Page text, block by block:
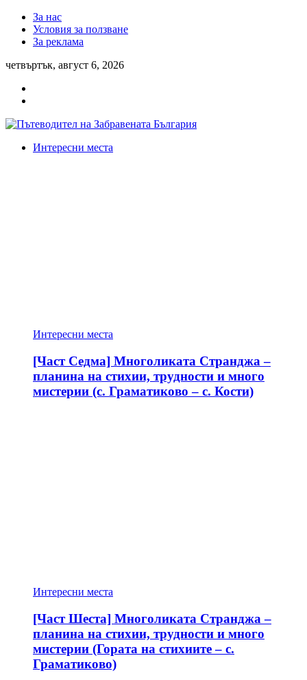
За нас
Условия за ползване
За реклама
четвъртък, август 6, 2026
Интересни места
Интересни места
[Част Седма] Многоликата Странджа –
планина на стихии, трудности и много
мистерии (с. Граматиково – с. Кости)
Интересни места
[Част Шеста] Многоликата Странджа –
планина на стихии, трудности и много
мистерии (Гората на стихиите – с.
Граматиково)